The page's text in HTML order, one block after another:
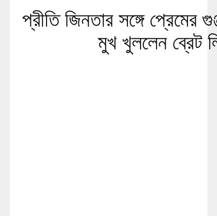
প্রীতি জিনতার সঙ্গে প্রেমের
মুখ খুললেন ব্রেট